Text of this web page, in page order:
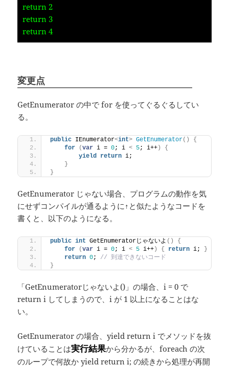
return 2
return 3
return 4
変更点
GetEnumerator の中で for を使ってぐるぐるしてい
る。
public IEnumerator<int> GetEnumerator()
{
for
(var i = 0; i < 5; i++)
{
yield return i;
}
}
GetEnumerator じゃない場合、プログラムの動作を気
にせずコンパイルが通るように↑と似たようなコードを
書くと、以下のようになる。
public int GetEnumeratorじゃないよ ()
{
for
(var i = 0; i < 5 i++) { return i; }
return 0; // 到達できないコード
}
「GetEnumeratorじゃないよ()」の場合、i = 0 で
return i してしまうので、i が 1 以上になることはな
い。
GetEnumerator の場合、yield return i でメソッドを抜
けていることは実行結果から分かるが、foreach の次
のループで何故か yield return i; の続きから処理が再開